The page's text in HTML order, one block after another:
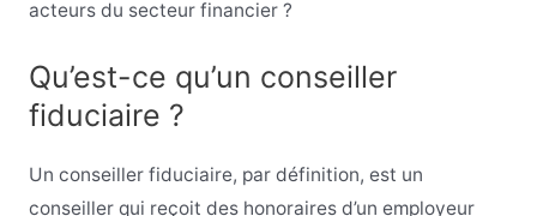
acteurs du secteur financier ?
Qu’est-ce qu’un conseiller
fiduciaire ?
Un conseiller fiduciaire, par définition, est un
conseiller qui reçoit des honoraires d’un employeur